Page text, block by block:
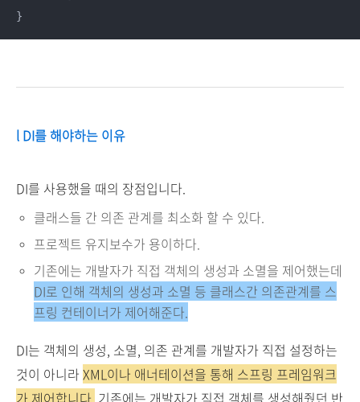
l DI를 해야하는 이유
DI를 사용했을 때의 장점입니다.
클래스들 간 의존 관계를 최소화 할 수 있다.
프로젝트 유지보수가 용이하다.
기존에는 개발자가 직접 객체의 생성과 소멸을 제어했는데
DI로 인해 객체의 생성과 소멸 등 클래스간 의존관계를 스
프링 컨테이너가 제어해준다.
DI는 객체의 생성, 소멸, 의존 관계를 개발자가 직접 설정하는
것이 아니라 XML이나 애너테이션을 통해 스프링 프레임워크
가 제어합니다. 기존에는 개발자가 직접 객체를 생성해줬던 반